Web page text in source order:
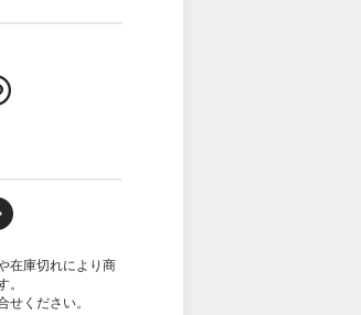
在庫切れにより商
。
せください。